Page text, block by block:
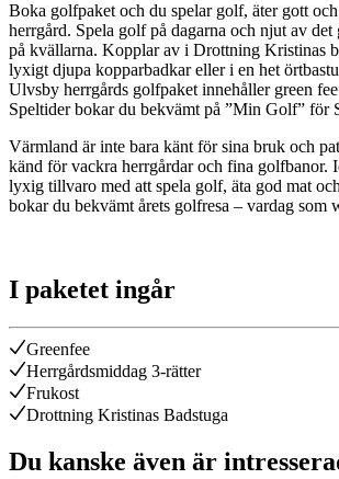
Boka golfpaket och du spelar golf, äter gott
herrgård. Spela golf på dagarna och njut av det
på kvällarna. Kopplar av i Drottning Kristinas
lyxigt djupa kopparbadkar eller i en het
Ulvsby herrgårds golfpaket innehåller green
Speltider bokar du bekvämt på ”Min Golf” för
Värmland är inte bara känt för sina bruk och
känd för vackra herrgårdar och fina golfbanor.
lyxig tillvaro med att spela golf, äta god mat
bokar du bekvämt årets golfresa – vardag som
I paketet ingår
Greenfee
Herrgårdsmiddag 3-rätter
Frukost
Drottning Kristinas Badstuga
Du kanske även är